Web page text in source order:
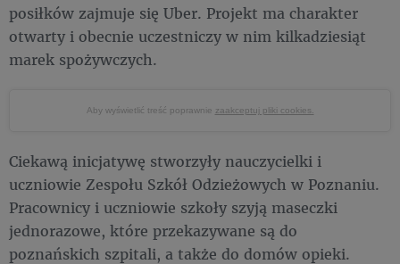
posiłków zajmuje się Uber. Projekt ma charakter
otwarty i obecnie uczestniczy w nim kilkadziesiąt
marek spożywczych.
Aby wyświetlić treść poprawnie zaakceptuj pliki cookies.
Ciekawą inicjatywę stworzyły nauczycielki i
uczniowie Zespołu Szkół Odzieżowych w Poznaniu.
Pracownicy i uczniowie szkoły szyją maseczki
jednorazowe, które przekazywane są do
poznańskich szpitali, a także do domów opieki.